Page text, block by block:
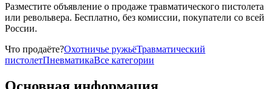
Разместите объявление о продаже травматического пистолета
или револьвера. Бесплатно, без комиссии, покупатели со всей
России.
Что продаёте?Охотничье ружьёТравматический
пистолетПневматикаВсе категории
Основная информация